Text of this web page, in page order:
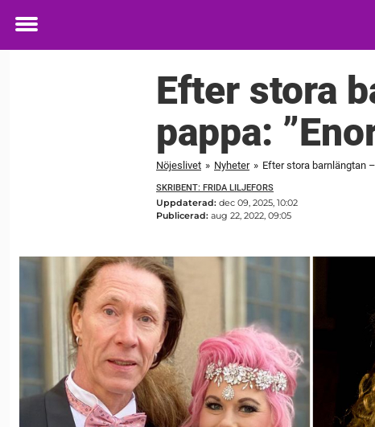
Toggle
Efter stora
pappa:
Nöjeslivet » Nyheter » Efter stora barnlängtan
SKRIBENT: FRIDA LILJEFORS
Uppdaterad: dec 09, 2025, 10:02
Publicerad: aug 22, 2022, 09:05